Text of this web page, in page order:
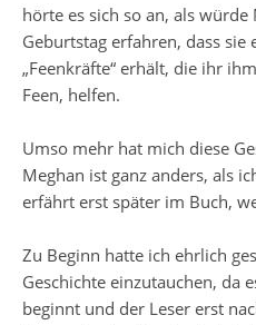
hörte es sich so an, als
Geburtstag erfahren, dass sie
„Feenkräfte“ erhält, die ihr
Feen, helfen.
Umso mehr hat mich diese
Meghan ist ganz anders, als
erfährt erst später im Buch,
Zu Beginn hatte ich ehrlich
Geschichte einzutauchen, da
beginnt und der Leser erst